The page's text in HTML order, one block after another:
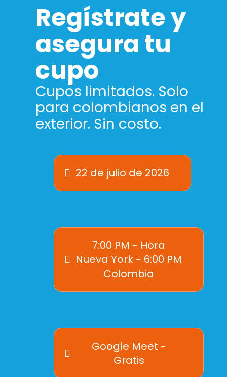
Regístrate y
asegura tu
cupo
Cupos limitados. Solo
para colombianos en el
exterior. Sin costo.
22 de julio de 2026
7:00 PM - Hora
Nueva York - 6:00 PM
Colombia
Google Meet -
Gratis